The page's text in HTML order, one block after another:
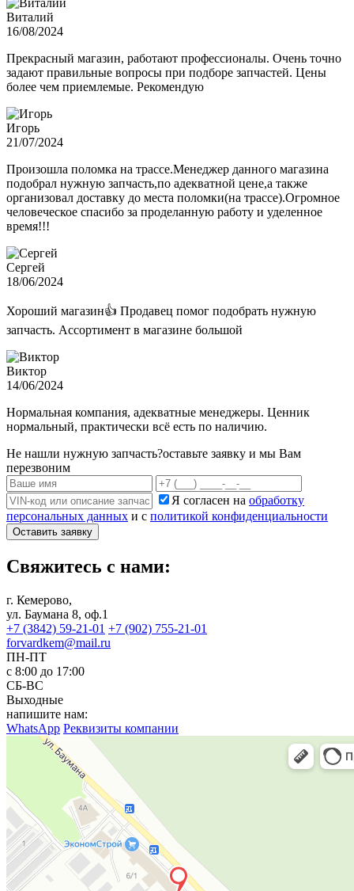
Виталий
16/08/2024
Прекрасный магазин, работают профессионалы. Очень точно
задают правильные вопросы при подборе запчастей. Цены
более чем приемлемые. Рекомендую
Игорь
21/07/2024
Произошла поломка на трассе.Менеджер данного магазина
подобрал нужную запчасть,по адекватной цене,а также
организовал доставку до места поломки(на трассе).Огромное
человеческое спасибо за проделанную работу и уделенное
время!!!
Сергей
18/06/2024
Хороший магазин👍 Продавец помог подобрать нужную
запчасть. Ассортимент в магазине большой
Виктор
14/06/2024
Нормальная компания, адекватные менеджеры. Ценник
нормальный, практически всё есть по наличию.
Не нашли нужную запчасть?оставьте заявку и мы Вам
перезвоним
Я согласен на обработку
персональных данных и с политикой конфиденциальности
Оставить заявку
Свяжитесь с нами:
г. Кемерово,
ул. Баумана 8, оф.1
+7 (3842) 59-21-01 +7 (902) 755-21-01
forvardkem@mail.ru
ПН-ПТ
с 8:00 до 17:00
СБ-ВС
Выходные
напишите нам:
WhatsApp Реквизиты компании